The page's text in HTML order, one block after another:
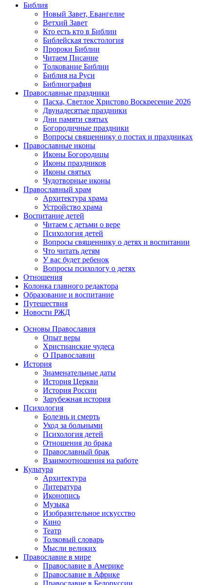
Библия
Новый Завет, Евангелие
Ветхий Завет
Кто есть кто в Библии
Библейская текстология
Пророки Библии
Читаем Писание
Толкование Библии
Библия на Руси
Библиография
Православные праздники
Пасха, Светлое Христово Воскресение 2026
Двунадесятые праздники
Дни памяти святых
Богородичные праздники
Вопросы священнику о постах и праздниках
Православные иконы
Иконы Богородицы
Иконы праздников
Иконы святых
Чудотворные иконы
Православный храм
Архитектура храма
Устройство храма
Воспитание детей
Читаем с детьми о вере
Психология детей
Вопросы священнику о детях и воспитании
Что читать детям
У вас будет ребенок
Вопросы психологу о детях
Отношения
Колонка главного редактора
Образование и воспитание
Путешествия
Новости РЖД
Основы Православия
Опыт веры
Христианские чудеса
О Православии
История
Знаменательные даты
История Церкви
История России
Зарубежная история
Психология
Болезнь и смерть
Уход за больными
Психология детей
Отношения до брака
Православный брак
Взаимоотношения на работе
Культура
Архитектура
Литература
Иконопись
Музыка
Изобразительное искусство
Кино
Театр
Толковый словарь
Мысли великих
Православие в мире
Православие в Америке
Православие в Африке
Православие в Белоруссии